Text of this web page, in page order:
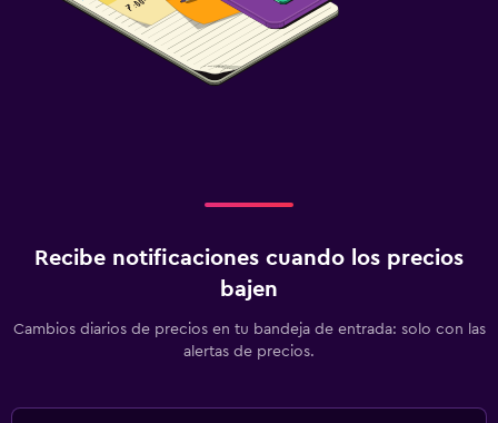
Recibe notificaciones cuando los precios
bajen
Cambios diarios de precios en tu bandeja de entrada: solo con las
alertas de precios.